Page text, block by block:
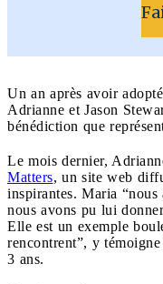
Un an après avoir
Adrianne et Jason
bénédiction que
Le mois dernier,
Matters, un site web
inspirantes. Maria
nous avons pu lui
Elle est un exemple
rencontrent”, y
3 ans.